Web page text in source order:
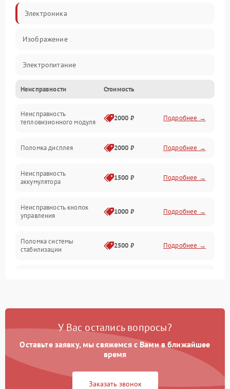
Электроника
Изображение
Электропитание
Измерения
Матрица
Неисправности Стоимость
Неисправность
тепловизионного модуля
2000 ₽ Подробнее →
Поломка дисплея 2000 ₽ Подробнее →
Неисправность
аккумулятора
1500 ₽ Подробнее →
Неисправность кнопок
управления
1000 ₽ Подробнее →
Поломка системы
стабилизации
2500 ₽ Подробнее →
Неисправность системы
Поломка системы GPS 2000 ₽ Подробнее →
Повреждение системы
защиты от перегрузок
1500 ₽
У Вас остались вопросы?
Оставьте заявку, мы свяжемся с Вами в ближайшее
время
Заказать звонок